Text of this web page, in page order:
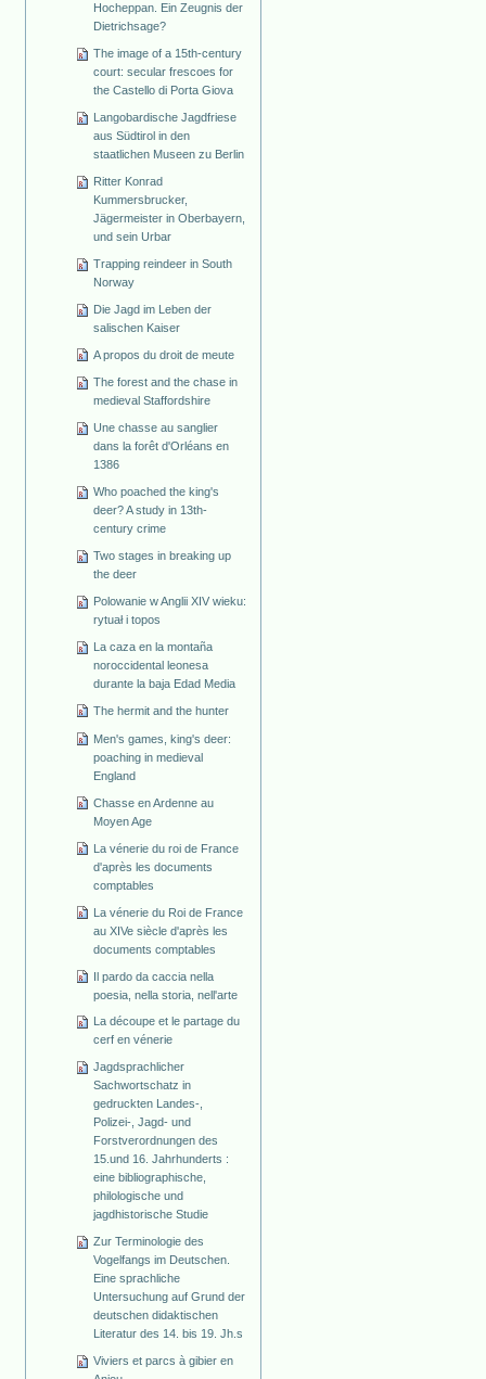
Hocheppan. Ein Zeugnis der
Dietrichsage?
The image of a 15th-century
court: secular frescoes for
the Castello di Porta Giova
Langobardische Jagdfriese
aus Südtirol in den
staatlichen Museen zu Berlin
Ritter Konrad
Kummersbrucker,
Jägermeister in Oberbayern,
und sein Urbar
Trapping reindeer in South
Norway
Die Jagd im Leben der
salischen Kaiser
A propos du droit de meute
The forest and the chase in
medieval Staffordshire
Une chasse au sanglier
dans la forêt d'Orléans en
1386
Who poached the king's
deer? A study in 13th-
century crime
Two stages in breaking up
the deer
Polowanie w Anglii XIV wieku:
rytuał i topos
La caza en la montaña
noroccidental leonesa
durante la baja Edad Media
The hermit and the hunter
Men's games, king's deer:
poaching in medieval
England
Chasse en Ardenne au
Moyen Age
La vénerie du roi de France
d'après les documents
comptables
La vénerie du Roi de France
au XIVe siècle d'après les
documents comptables
Il pardo da caccia nella
poesia, nella storia, nell'arte
La découpe et le partage du
cerf en vénerie
Jagdsprachlicher
Sachwortschatz in
gedruckten Landes-,
Polizei-, Jagd- und
Forstverordnungen des
15.und 16. Jahrhunderts :
eine bibliographische,
philologische und
jagdhistorische Studie
Zur Terminologie des
Vogelfangs im Deutschen.
Eine sprachliche
Untersuchung auf Grund der
deutschen didaktischen
Literatur des 14. bis 19. Jh.s
Viviers et parcs à gibier en